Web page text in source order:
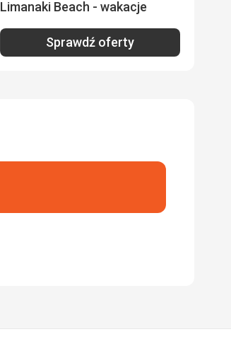
Limanaki Beach - wakacje
Sprawdź oferty